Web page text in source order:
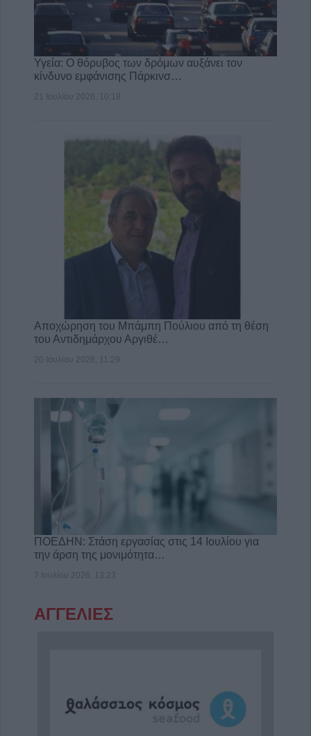
Υγεία: Ο θόρυβος των δρόμων αυξάνει τον
κίνδυνο εμφάνισης Πάρκινσ…
21 Ιουλίου 2026, 10:18
Αποχώρηση του Μπάμπη Πούλιου από τη θέση
του Αντιδημάρχου Αργιθέ…
20 Ιουλίου 2026, 11:29
ΠΟΕΔΗΝ: Στάση εργασίας στις 14 Ιουλίου για
την άρση της μονιμότητα…
7 Ιουλίου 2026, 13:23
ΑΓΓΕΛΙΕΣ